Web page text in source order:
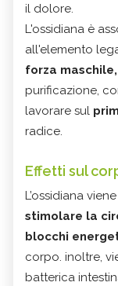
il dolore.
L'ossidiana è
all'elemento
forza maschile,
purificazione,
lavorare sul p
radice.
Effetti sul
L’ossidiana
stimolare la
blocchi
corpo. inoltre,
batterica